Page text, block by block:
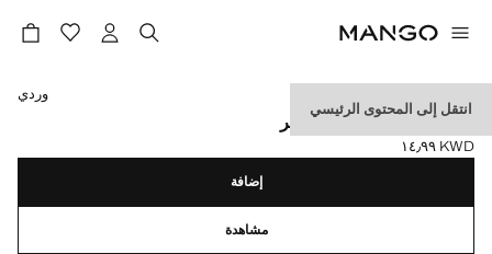
انتقل إلى المحتوى الرئيسي
توب بنقشة زهور وياقة هالتر
السعر الحالي [KWD ١٤٫٩٩ ]
KWD ١٤٫٩٩
حدد اللون
وردي
إضافة
مشاهدة